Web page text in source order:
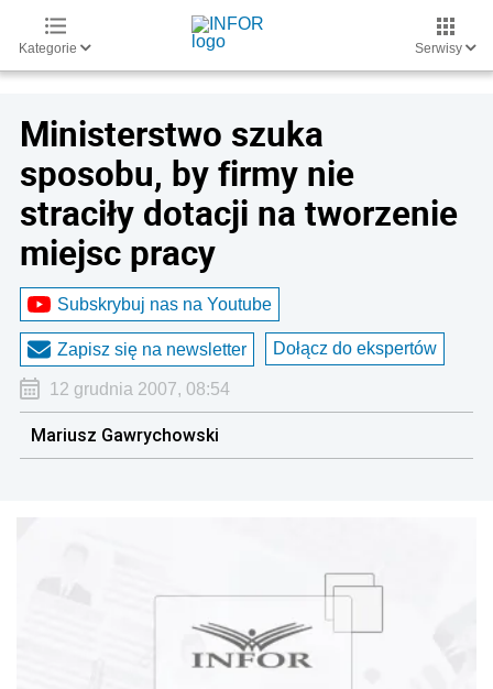
Kategorie Serwisy
Ministerstwo szuka
sposobu, by firmy nie
straciły dotacji na tworzenie
miejsc pracy
Subskrybuj nas na Youtube
Zapisz się na newsletter Dołącz do ekspertów
12 grudnia 2007, 08:54
Mariusz Gawrychowski